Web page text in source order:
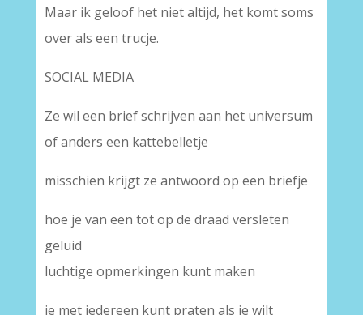
Maar ik geloof het niet altijd, het komt soms
over als een trucje.
SOCIAL MEDIA
Ze wil een brief schrijven aan het universum
of anders een kattebelletje
misschien krijgt ze antwoord op een briefje
hoe je van een tot op de draad versleten
geluid
luchtige opmerkingen kunt maken
je met iedereen kunt praten als je wilt